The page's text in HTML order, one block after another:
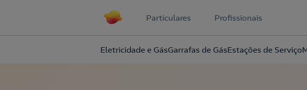
Particulares Profissionais
Eletricidade e GásGarrafas de GásEstações de Serviço
Acepto la política